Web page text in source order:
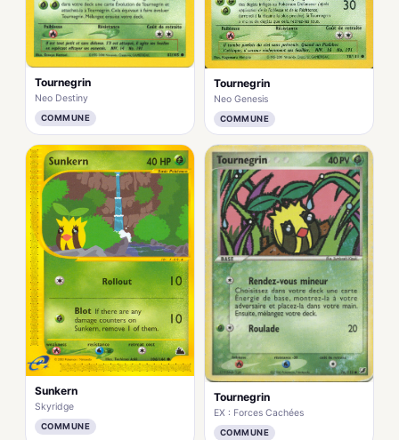
Tournegrin
Neo Destiny
COMMUNE
Tournegrin
Neo Genesis
COMMUNE
Sunkern
Skyridge
COMMUNE
Tournegrin
EX : Forces Cachées
COMMUNE